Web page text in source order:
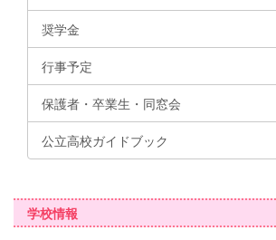
奨学金
行事予定
保護者・卒業生・同窓会
公立高校ガイドブック
学校情報